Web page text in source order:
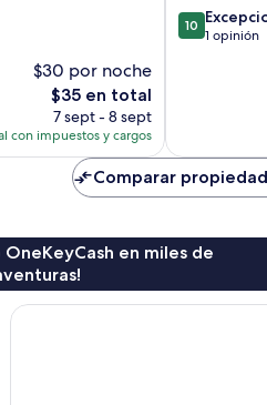
$30 por noche
El
precio
actual
es
$35
$35 en total
7 sept - 8 sept
con impuestos y cargos
10.0
de
10
1 opinión
Comparar
en miles de